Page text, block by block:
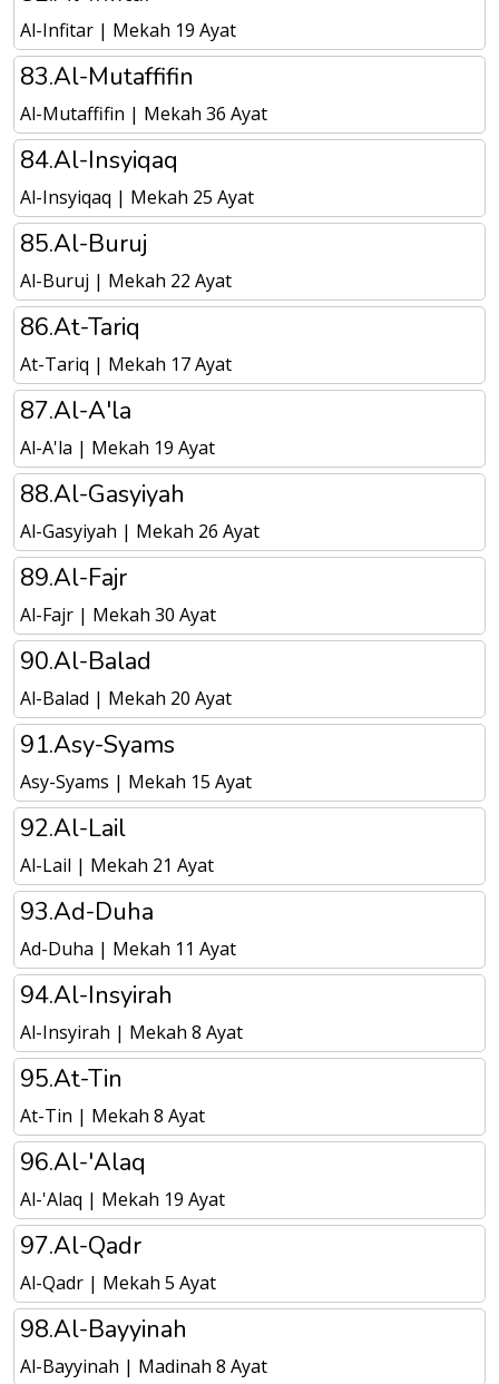
Al-Infitar | Mekah 19 Ayat
83.Al-Mutaffifin
Al-Mutaffifin | Mekah 36 Ayat
84.Al-Insyiqaq
Al-Insyiqaq | Mekah 25 Ayat
85.Al-Buruj
Al-Buruj | Mekah 22 Ayat
86.At-Tariq
At-Tariq | Mekah 17 Ayat
87.Al-A'la
Al-A'la | Mekah 19 Ayat
88.Al-Gasyiyah
Al-Gasyiyah | Mekah 26 Ayat
89.Al-Fajr
Al-Fajr | Mekah 30 Ayat
90.Al-Balad
Al-Balad | Mekah 20 Ayat
91.Asy-Syams
Asy-Syams | Mekah 15 Ayat
92.Al-Lail
Al-Lail | Mekah 21 Ayat
93.Ad-Duha
Ad-Duha | Mekah 11 Ayat
94.Al-Insyirah
Al-Insyirah | Mekah 8 Ayat
95.At-Tin
At-Tin | Mekah 8 Ayat
96.Al-'Alaq
Al-'Alaq | Mekah 19 Ayat
97.Al-Qadr
Al-Qadr | Mekah 5 Ayat
98.Al-Bayyinah
Al-Bayyinah | Madinah 8 Ayat